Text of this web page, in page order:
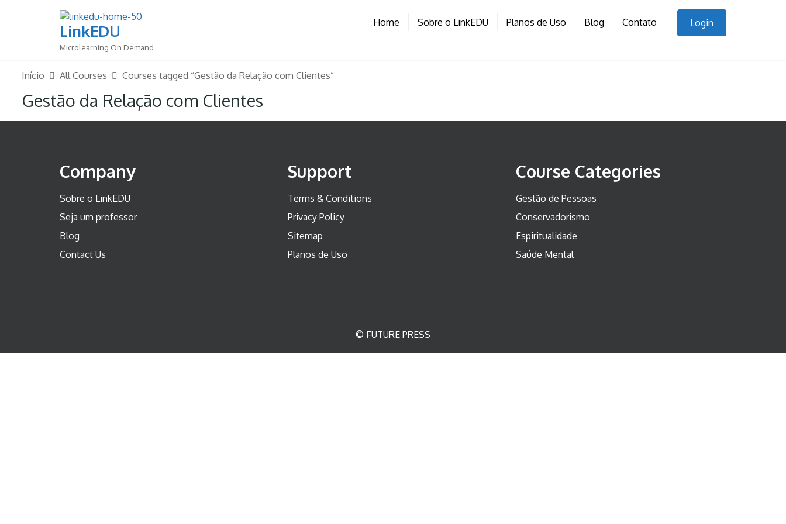
LinkEDU
Microlearning On Demand
Home Sobre o LinkEDU Planos de Uso Blog Contato Login
Início All Courses Courses tagged “Gestão da Relação com Clientes”
Gestão da Relação com Clientes
Company
Sobre o LinkEDU
Seja um professor
Blog
Contact Us
Support
Terms & Conditions
Privacy Policy
Sitemap
Planos de Uso
Course Categories
Gestão de Pessoas
Conservadorismo
Espiritualidade
Saúde Mental
© FUTURE PRESS